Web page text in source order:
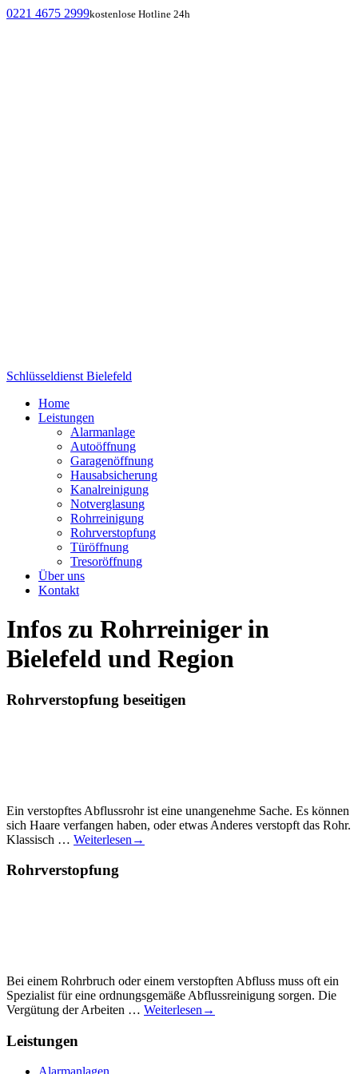
0221 4675 2999kostenlose Hotline 24h
Schlüsseldienst Bielefeld
Home
Leistungen
Alarmanlage
Autoöffnung
Garagenöffnung
Hausabsicherung
Kanalreinigung
Notverglasung
Rohrreinigung
Rohrverstopfung
Türöffnung
Tresoröffnung
Über uns
Kontakt
Infos zu Rohrreiniger in
Bielefeld und Region
Rohrverstopfung beseitigen
Ein verstopftes Abflussrohr ist eine unangenehme Sache. Es können
sich Haare verfangen haben, oder etwas Anderes verstopft das Rohr.
Klassisch … Weiterlesen →
Rohrverstopfung
Bei einem Rohrbruch oder einem verstopften Abfluss muss oft ein
Spezialist für eine ordnungsgemäße Abflussreinigung sorgen. Die
Vergütung der Arbeiten … Weiterlesen →
Leistungen